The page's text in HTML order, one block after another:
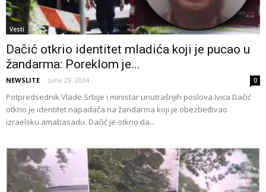
Vesti
Dačić otkrio identitet mladića koji je pucao u
žandarma: Poreklom je...
NEWSLITE - June 29, 2024 0
Potpredsednik Vlade Srbije i ministar unutrašnjih poslova Ivica Dačić
otkrio je identitet napadača na žandarma koji je obezbeđivao
izraelsku amabasadu. Dačić je otkrio da...